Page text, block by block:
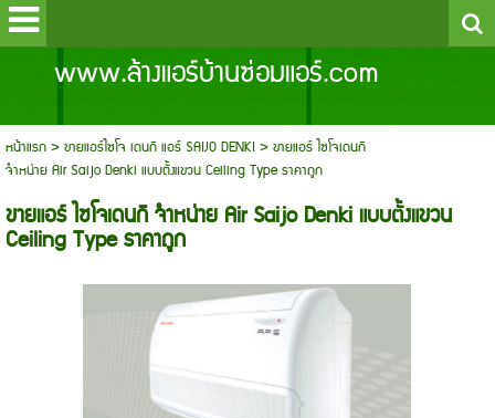
www.ล้างแอร์บ้านซ่อมแอร์.com
หน้าแรก>ขายแอร์ไซโจ เดนกิ แอร์ SAIJO DENKI>ขายแอร์ ไซโจเดนกิ
จำหน่าย Air Saijo Denki แบบตั้งแขวน Ceiling Type ราคาถูก
ขายแอร์ ไซโจเดนกิ จำหน่าย Air Saijo Denki แบบตั้งแขวน
Ceiling Type ราคาถูก